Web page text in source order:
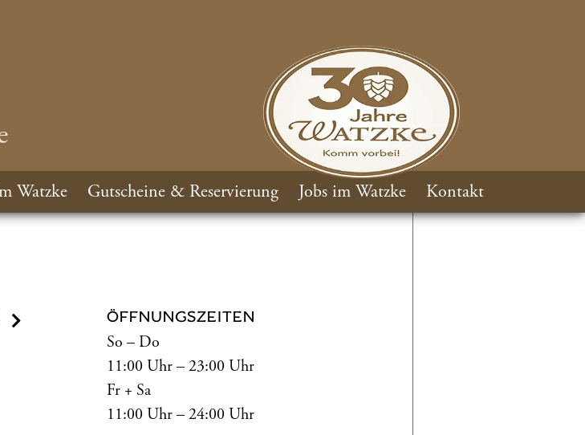
Watzke Gutscheine & Reservierung Jobs im Watzke Kontakt
ÖFFNUNGSZEITEN
So – Do
11:00 Uhr – 23:00 Uhr
Fr + Sa
11:00 Uhr – 24:00 Uhr